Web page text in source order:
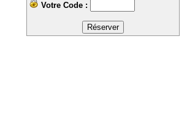
Votre Code :